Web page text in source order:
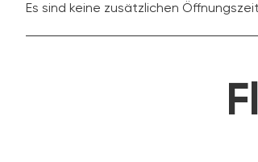
Es sind keine zusätzlichen